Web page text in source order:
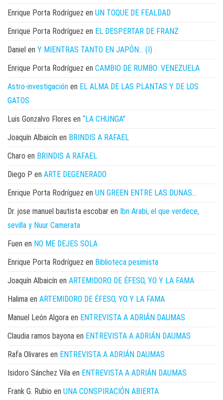
Enrique Porta Rodríguez en UN TOQUE DE FEALDAD
Enrique Porta Rodríguez en EL DESPERTAR DE FRANZ
Daniel en Y MIENTRAS TANTO EN JAPÓN… (I)
Enrique Porta Rodríguez en CAMBIO DE RUMBO: VENEZUELA
Astro-investigación en EL ALMA DE LAS PLANTAS Y DE LOS
GATOS
Luis Gonzalvo Flores en “LA CHUNGA”
Joaquín Albaicín en BRINDIS A RAFAEL
Charo en BRINDIS A RAFAEL
Diego P en ARTE DEGENERADO
Enrique Porta Rodríguez en UN GREEN ENTRE LAS DUNAS…
Dr. jose manuel bautista escobar en Ibn Arabi, el que verdece,
sevilla y Nuur Camerata
Fuen en NO ME DEJES SOLA
Enrique Porta Rodríguez en Biblioteca pesimista
Joaquín Albaicín en ARTEMIDORO DE ÉFESO, YO Y LA FAMA
Halima en ARTEMIDORO DE ÉFESO, YO Y LA FAMA
Manuel León Algora en ENTREVISTA A ADRIÁN DAUMAS
Claudia ramos bayona en ENTREVISTA A ADRIÁN DAUMAS
Rafa Olivares en ENTREVISTA A ADRIÁN DAUMAS
Isidoro Sánchez Vila en ENTREVISTA A ADRIÁN DAUMAS
Frank G. Rubio en UNA CONSPIRACIÓN ABIERTA